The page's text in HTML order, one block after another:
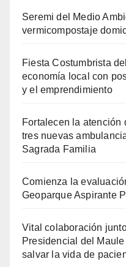
Seremi del Medio
vermicompostaje
Fiesta Costumbrista
economía local con
y el emprendimiento
Fortalecen la atención
tres nuevas
Sagrada Familia
Comienza la
Geoparque Aspirante
Vital colaboración
Presidencial del
salvar la vida de